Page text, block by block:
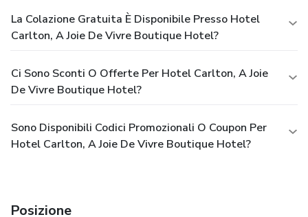
La Colazione Gratuita È Disponibile Presso Hotel
Carlton, A Joie De Vivre Boutique Hotel?
Ci Sono Sconti O Offerte Per Hotel Carlton, A Joie
De Vivre Boutique Hotel?
Sono Disponibili Codici Promozionali O Coupon Per
Hotel Carlton, A Joie De Vivre Boutique Hotel?
Posizione